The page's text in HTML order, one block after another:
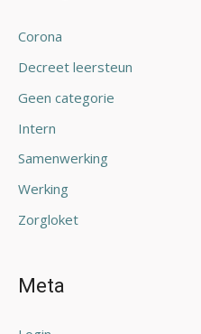
Corona
Decreet leersteun
Geen categorie
Intern
Samenwerking
Werking
Zorgloket
Meta